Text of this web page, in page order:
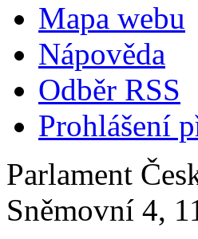
Mapa webu
Nápověda
Odběr RSS
Prohlášení
Parlament
Sněmovní 4,